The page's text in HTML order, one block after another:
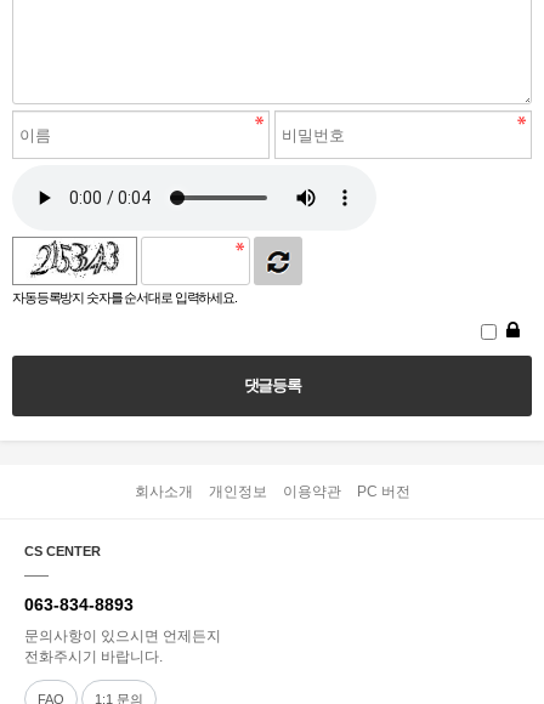
자동등록방지 숫자를 순서대로 입력하세요.
회사소개 개인정보 이용약관 PC 버전
CS CENTER
063-834-8893
문의사항이 있으시면 언제든지
전화주시기 바랍니다.
FAQ 1:1 문의